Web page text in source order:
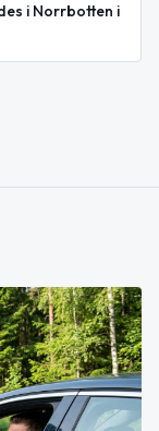
i Norrbotten i